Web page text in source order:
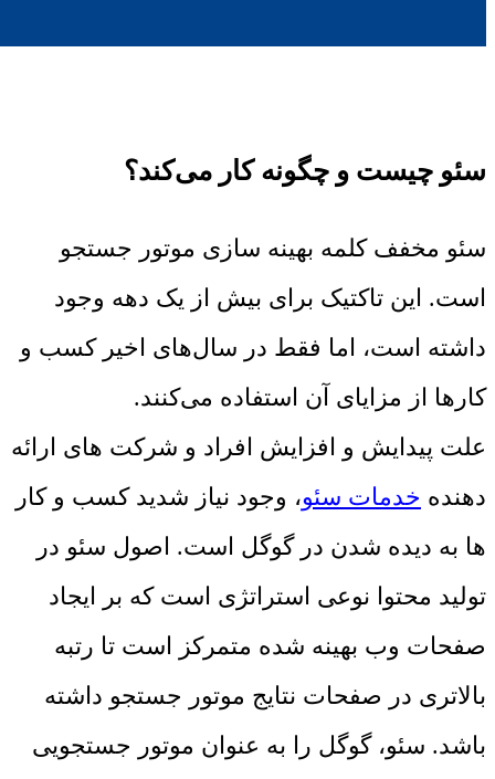
سئو چیست و چگونه کار می‌کند؟
سئو مخفف کلمه بهینه سازی موتور جستجو
است. این تاکتیک برای بیش از یک دهه وجود
داشته است، اما فقط در سال‌های اخیر کسب و
کارها از مزایای آن استفاده می‌کنند.
علت پیدایش و افزایش افراد و شرکت های ارائه
دهنده خدمات سئو، وجود نیاز شدید کسب و کار
ها به دیده شدن در گوگل است. اصول سئو در
تولید محتوا نوعی استراتژی است که بر ایجاد
صفحات وب بهینه شده متمرکز است تا رتبه
بالاتری در صفحات نتایج موتور جستجو داشته
باشد. سئو، گوگل را به عنوان موتور جستجویی